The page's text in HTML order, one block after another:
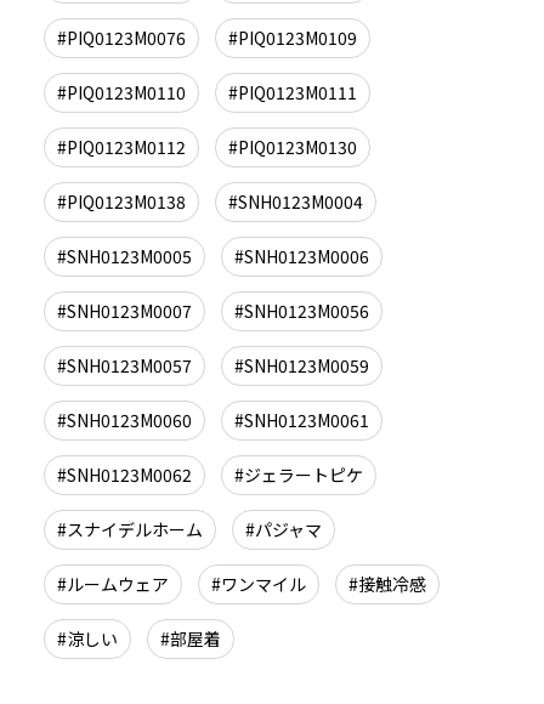
#PIQ0123M0076 #PIQ0123M0109
#PIQ0123M0110 #PIQ0123M0111
#PIQ0123M0112 #PIQ0123M0130
#PIQ0123M0138 #SNH0123M0004
#SNH0123M0005 #SNH0123M0006
#SNH0123M0007 #SNH0123M0056
#SNH0123M0057 #SNH0123M0059
#SNH0123M0060 #SNH0123M0061
#SNH0123M0062 #ジェラートピケ
#スナイデルホーム #パジャマ
#ルームウェア #ワンマイル #接触冷感
#涼しい #部屋着